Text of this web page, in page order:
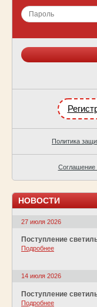
Политика
Соглашение
НОВОСТИ
27 июля 2026
Поступление
Подробнее
14 июля 2026
Поступление
Подробнее